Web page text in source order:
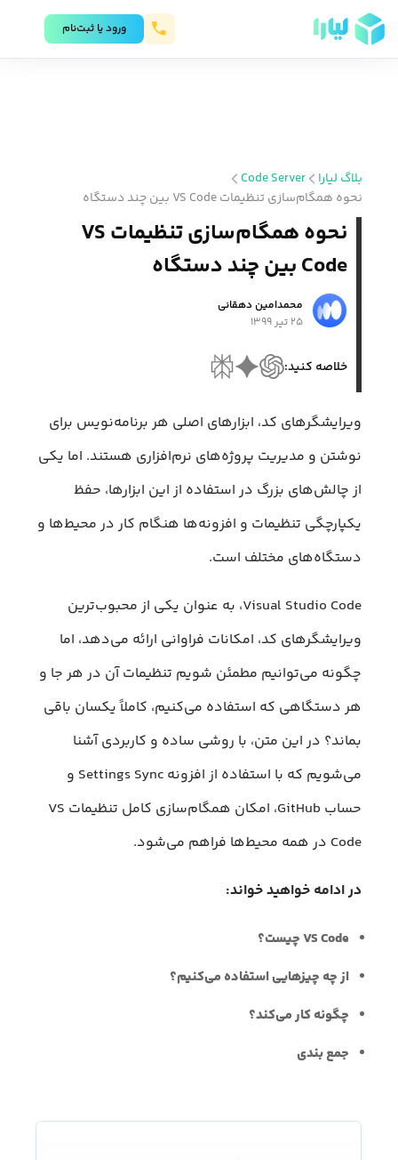
ورود يا ثبت‌نام
بلاگ لیارا
Code Server
نحوه همگام‌سازی تنظیمات VS Code بین چند دستگاه
نحوه همگام‌سازی تنظیمات VS
Code بین چند دستگاه
محمد‌امین دهقانی
۲۵ تیر ۱۳۹۹
خلاصه کنید:
ویرایشگرهای کد، ابزارهای اصلی هر برنامه‌نویس برای
نوشتن و مدیریت پروژه‌های نرم‌افزاری هستند. اما یکی
از چالش‌های بزرگ در استفاده از این ابزارها، حفظ
یکپارچگی تنظیمات و افزونه‌ها هنگام کار در محیط‌ها و
دستگاه‌های مختلف است.
Visual Studio Code، به عنوان یکی از محبوب‌ترین
ویرایشگرهای کد، امکانات فراوانی ارائه می‌دهد، اما
چگونه می‌توانیم مطمئن شویم تنظیمات آن در هر جا و
هر دستگاهی که استفاده می‌کنیم، کاملاً یکسان باقی
بماند؟ در این متن، با روشی ساده و کاربردی آشنا
می‌شویم که با استفاده از افزونه Settings Sync و
حساب GitHub، امکان همگام‌سازی کامل تنظیمات VS
Code در همه محیط‌ها فراهم می‌شود.
در ادامه خواهید خواند:
VS Code چیست؟
از چه چیزهایی استفاده می‌کنیم؟
چگونه کار می‌کند؟
جمع بندی